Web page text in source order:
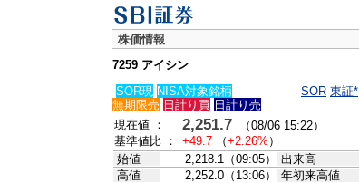
株価情報
7259 アイシン
SOR現 NISA対象銘柄 SOR 東証*
無期限売 日計り買 日計り売
現在値 ：
2,251.7 （08/06 15:22）
基準値比 ：
+49.7 （+2.26% ）
始値
2,218.1（09:05） 出来高
高値
2,252.0（13:06） 年初来高値